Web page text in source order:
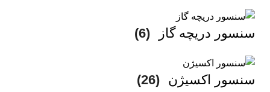
سنسور دریچه گاز (6)
سنسور اکسیژن (26)